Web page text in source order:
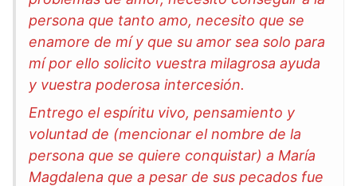
persona que tanto amo, necesito que se
enamore de mí y que su amor sea solo para
mí por ello solicito vuestra milagrosa ayuda
y vuestra poderosa intercesión.
Entrego el espíritu vivo, pensamiento y
voluntad de (mencionar el nombre de la
persona que se quiere conquistar) a María
Magdalena que a pesar de sus pecados fue